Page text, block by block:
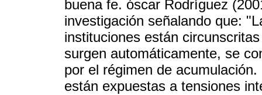
buena fe. óscar Rodríguez
investigación señalando que:
instituciones están
surgen automáticamente, se
por el régimen de
están expuestas a tensiones